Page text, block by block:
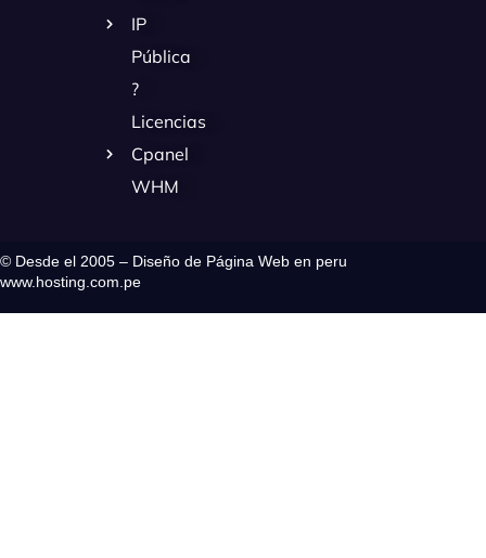
IP
Pública
?
Licencias
Cpanel
WHM
© Desde el 2005 – Diseño de Página Web en peru
www.hosting.com.pe